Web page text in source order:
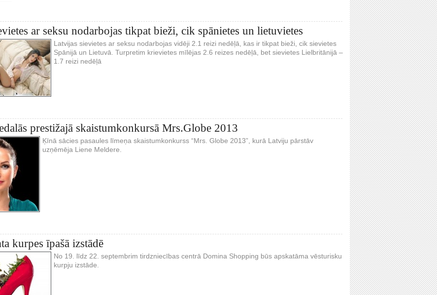
ar seksu nodarbojas tikpat bieži, cik spānietes un lietuvietes
Latvijas sievietes ar seksu nodarbojas vidēji 2.1 reizi nedēļā, kas ir tikpat bieži, cik sievietes
Spānijā un Lietuvā. Turpretim krievietes mīlējas 2.6 reizes nedēļā, bet sievietes Lielbritānijā –
1.7 reizi nedēļā
prestižajā skaistumkonkursā Mrs.Globe 2013
Ķīnā sācies pasaules līmeņa skaistumkonkurss “Mrs. Globe 2013”, kurā Latviju pārstāv
uzņēmēja Liene Meldere.
kurpes īpašā izstādē
No 19. līdz 22. septembrim tirdzniecības centrā Domina Shopping būs apskatāma vēsturisku
kurpju izstāde.